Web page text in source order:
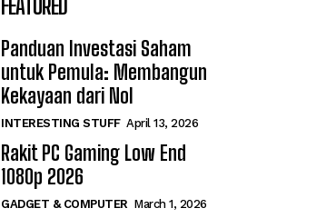
FEATURED
Panduan Investasi Saham
untuk Pemula: Membangun
Kekayaan dari Nol
INTERESTING STUFF April 13, 2026
Rakit PC Gaming Low End
1080p 2026
GADGET & COMPUTER March 1, 2026